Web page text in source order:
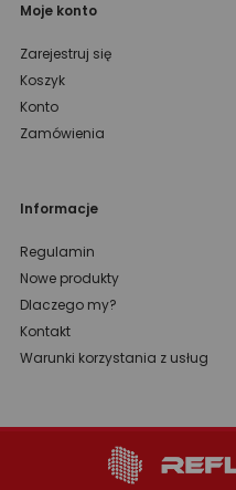
Moje konto
Zarejestruj się
Koszyk
Konto
Zamówienia
Informacje
Regulamin
Nowe produkty
Dlaczego my?
Kontakt
Warunki korzystania z usług